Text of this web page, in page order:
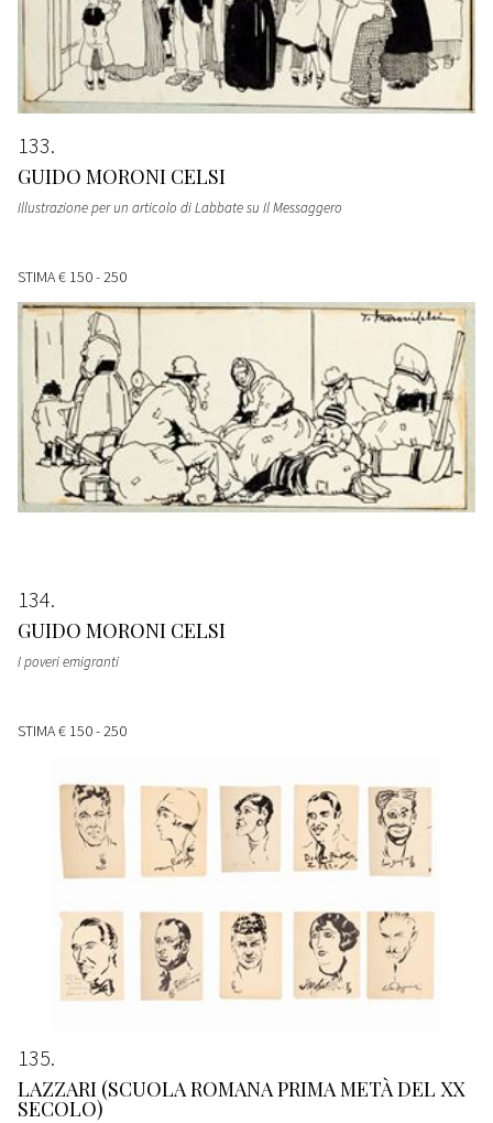
133
GUIDO MORONI CELSI
Illustrazione per un articolo di Labbate su Il Messaggero
STIMA€ 150 - 250
134
GUIDO MORONI CELSI
I poveri emigranti
STIMA€ 150 - 250
135
LAZZARI (SCUOLA ROMANA PRIMA METÀ DEL XX
SECOLO)